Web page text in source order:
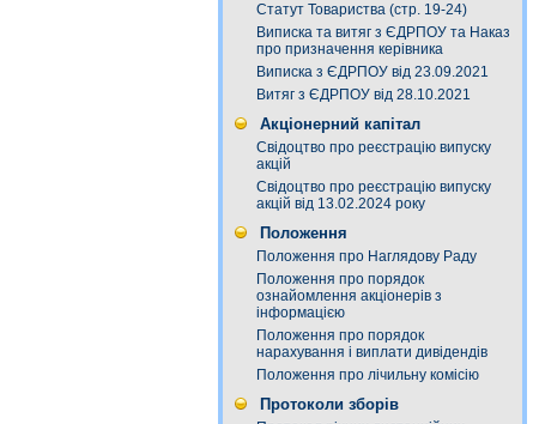
Статут Товариства (стр. 19-24)
Виписка та витяг з ЄДРПОУ та Наказ
про призначення керівника
Виписка з ЄДРПОУ від 23.09.2021
Витяг з ЄДРПОУ від 28.10.2021
Акціонерний капітал
Свідоцтво про реєстрацію випуску
акцій
Свідоцтво про реєстрацію випуску
акцій від 13.02.2024 року
Положення
Положення про Наглядову Раду
Положення про порядок
ознайомлення акціонерів з
інформацією
Положення про порядок
нарахування і виплати дивідендів
Положення про лічильну комісію
Протоколи зборів